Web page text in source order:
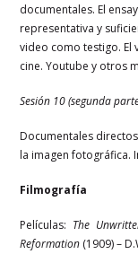
documentales. El
representativa y
video como testigo.
cine. Youtube y otros
Sesión 10 (segunda
Documentales
la imagen fotográfica.
Filmografía
Películas: The
Reformation (1909) –